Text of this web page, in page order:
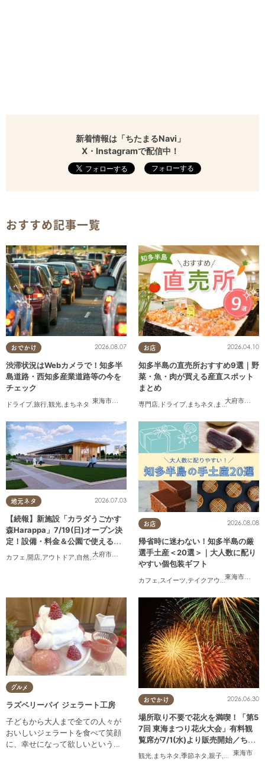
新着情報は「ちたまるNavi」
X・Instagramで配信中！
フォローする
おすすめ記事一覧
おでかけ
東海市
,大府市 知多市,東浦町 ,常滑市, 南知多町
2026.08.07
渋滞状況はWebカメラで！知多半
島道路・西知多産業道路等の今を
チェック
ドライブ 旅行 観光 まちネタ
お店
大府市
,知多
2026.04.10
知多半島の直売所おすすめ9選｜野
菜・魚・肉が買える産直スポット
まとめ
専門店 ドライブ まちネタ まとめ記事 ,夫婦
地元ネタ
大府市東浦町
2026.07.03
【続報】新施設「カラダうごかす
森Harappa」7/19(日)オープン決
定！設備・料金＆公園で使えるレ
ンタルアイテムも登場
カフェ,開店,アウトドア,自然,まちネタ, 友人 ペット, トレンド ,KURUTOHP
お店
東海市
,大府
2026.08.08
帰省時に迷わない！知多半島の厳
選手土産＜20選＞｜大人数に配り
やすい個包装ギフト
カフェ スイーツ テイクアウト ,まとめ記事
グルメ
ラズベリーパイ ジェラート工房
子どもから大人まで全ての人々が
おいしいジェラートを食べて笑顔
に、幸せになって欲しいという願
おでかけ
東海市
2026.06.30
場所取り不要で花火を満喫！「第5
7回 東海まつり花火大会」有料観
覧席が7/1(水)より販売開始／ちた
まる広告
観光, まちネタ ,季節ネタ ,親子,夫婦,家族